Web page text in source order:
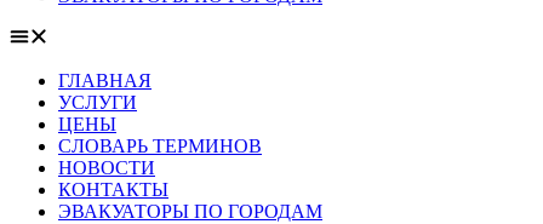
ГЛАВНАЯ
УСЛУГИ
ЦЕНЫ
СЛОВАРЬ ТЕРМИНОВ
НОВОСТИ
КОНТАКТЫ
ЭВАКУАТОРЫ ПО ГОРОДАМ